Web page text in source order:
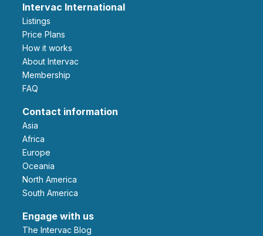
Intervac International
Listings
Price Plans
How it works
About Intervac
Membership
FAQ
Contact information
Asia
Africa
Europe
Oceania
North America
South America
Engage with us
The Intervac Blog